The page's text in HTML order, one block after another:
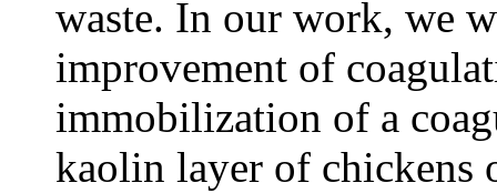
waste. In our work, we
improvement of
immobilization of a
kaolin layer of chickens